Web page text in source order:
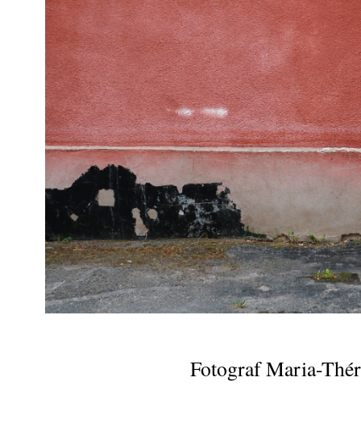
Fotograf Maria-